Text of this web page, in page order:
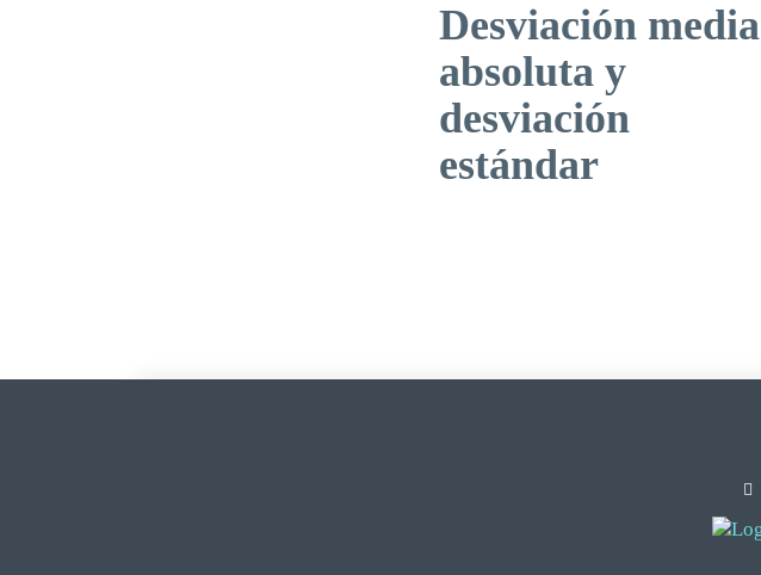
Desviación media
absoluta y
desviación
estándar